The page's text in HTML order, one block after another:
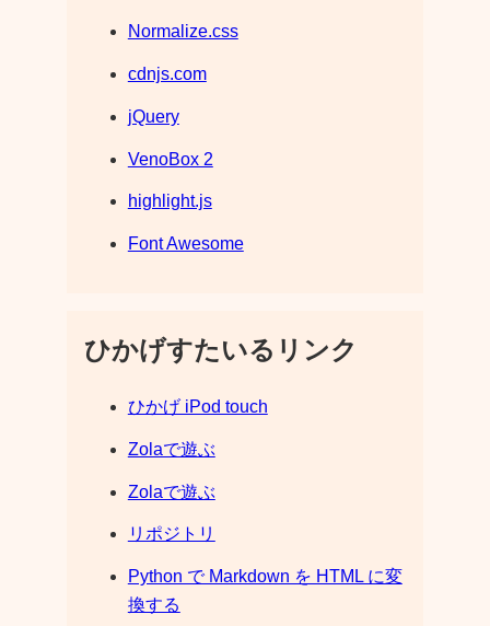
Normalize.css
cdnjs.com
jQuery
VenoBox 2
highlight.js
Font Awesome
ひかげすたいるリンク
ひかげ iPod touch
Zolaで遊ぶ
Zolaで遊ぶ
リポジトリ
Python で Markdown を HTML に変
換する